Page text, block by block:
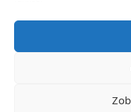
Veškeré údaje,
těchto
vlastnictvím
představují její